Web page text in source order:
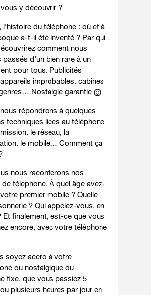
vous y découvrir ?
l’histoire du téléphone : où et à
a-t-il été inventé ? Par qui
comment nous
d’un bien rare à un
pour tous. Publicités
improbables, cabines
Nostalgie garantie
répondrons à quelques
techniques liées au téléphone
le réseau, la
le mobile… Comment ça
nous raconterons nos
de téléphone. À quel âge avez-
premier mobile ? Quelle
? Qui appelez-vous, en
Et finalement, est-ce que vous
encore, avec votre téléphone
soyez accro à votre
ou nostalgique du
fixe, que vous passiez 5
plusieurs heures par jour en